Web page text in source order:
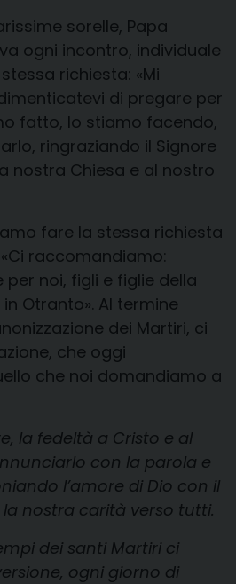
sorelle, Papa
ogni incontro, individuale
richiesta: «Mi
di pregare per
fatto, lo stiamo facendo,
ringraziando il Signore
nostra Chiesa e al nostro
fare la stessa richiesta
raccomandiamo:
noi, figli e figlie della
Otranto». Al termine
dei Martiri, ci
che oggi
che noi domandiamo a
la fedeltà a Cristo e al
con la parola e
l’amore di Dio con il
nostra carità verso tutti.
dei santi Martiri ci
ogni giorno di